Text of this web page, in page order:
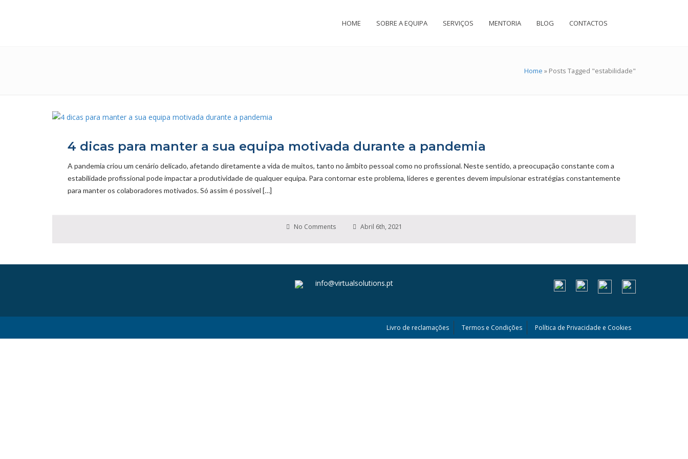
HOME SOBRE A EQUIPA SERVIÇOS MENTORIA BLOG CONTACTOS
Home » Posts Tagged "estabilidade"
4 dicas para manter a sua equipa motivada durante a pandemia
A pandemia criou um cenário delicado, afetando diretamente a vida de muitos, tanto no âmbito pessoal como no profissional. Neste sentido, a preocupação constante com a
estabilidade profissional pode impactar a produtividade de qualquer equipa. Para contornar este problema, líderes e gerentes devem impulsionar estratégias constantemente
para manter os colaboradores motivados. Só assim é possível […]
No Comments Abril 6th, 2021
info@virtualsolutions.pt
Livro de reclamações Termos e Condições Política de Privacidade e Cookies